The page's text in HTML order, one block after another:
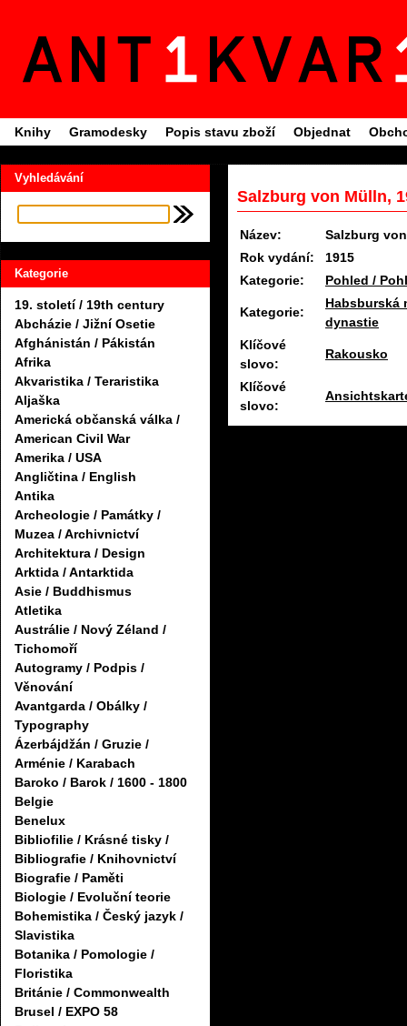
Knihy Gramodesky Popis stavu zboží Objednat
Vyhledávání
Kategorie
19. století / 19th century
Abcházie / Jižní Osetie
Afghánistán / Pákistán
Afrika
Akvaristika / Teraristika
Aljaška
Americká občanská válka /
American Civil War
Amerika / USA
Angličtina / English
Antika
Archeologie / Památky /
Muzea / Archivnictví
Architektura / Design
Arktida / Antarktida
Asie / Buddhismus
Atletika
Austrálie / Nový Zéland /
Tichomoří
Autogramy / Podpis /
Věnování
Avantgarda / Obálky /
Typography
Ázerbájdžán / Gruzie /
Arménie / Karabach
Baroko / Barok / 1600 - 1800
Belgie
Benelux
Bibliofilie / Krásné tisky /
Bibliografie / Knihovnictví
Biografie / Paměti
Biologie / Evoluční teorie
Bohemistika / Český jazyk /
Slavistika
Botanika / Pomologie /
Floristika
Británie / Commonwealth
Brusel / EXPO 58
Salzburg von Mülln,
Název:
Salzburg
Rok vydání:
1915
Kategorie:
Pohled /
Kategorie:
Habsburská
dynastie
Klíčové
slovo:
Rakousko
Klíčové
slovo: